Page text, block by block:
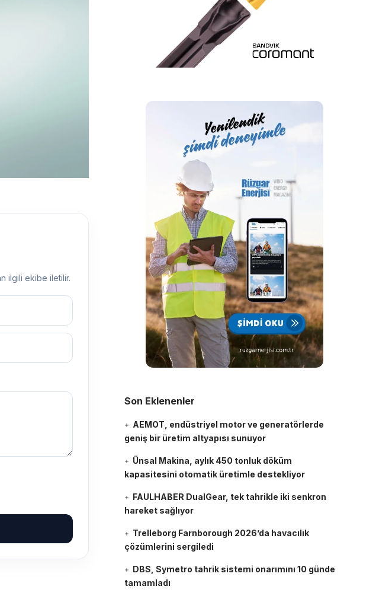
ilgili ekibe iletilir.
Son Eklenenler
AEMOT, endüstriyel motor ve generatörlerde
geniş bir üretim altyapısı sunuyor
Ünsal Makina, aylık 450 tonluk döküm
kapasitesini otomatik üretimle destekliyor
FAULHABER DualGear, tek tahrikle iki senkron
hareket sağlıyor
Trelleborg Farnborough 2026’da havacılık
çözümlerini sergiledi
DBS, Symetro tahrik sistemi onarımını 10 günde
tamamladı